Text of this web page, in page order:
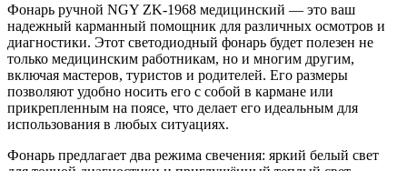
Фонарь ручной NGY ZK-1968 медицинский — это ваш
надежный карманный помощник для различных осмотров и
диагностики. Этот светодиодный фонарь будет полезен не
только медицинским работникам, но и многим другим,
включая мастеров, туристов и родителей. Его размеры
позволяют удобно носить его с собой в кармане или
прикрепленным на поясе, что делает его идеальным для
использования в любых ситуациях.
Фонарь предлагает два режима свечения: яркий белый свет